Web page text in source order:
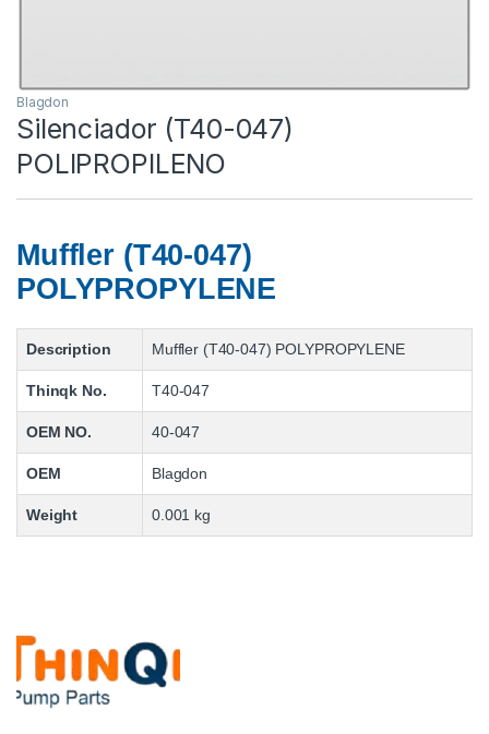
Blagdon
Silenciador (T40-047)
POLIPROPILENO
Muffler (T40-047)
POLYPROPYLENE
Description Muffler (T40-047) POLYPROPYLENE
Thinqk No. T40-047
OEM NO. 40-047
OEM Blagdon
Weight 0.001 kg